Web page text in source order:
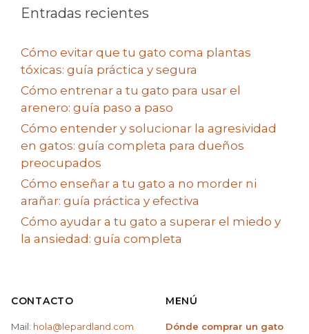
Entradas recientes
Cómo evitar que tu gato coma plantas
tóxicas: guía práctica y segura
Cómo entrenar a tu gato para usar el
arenero: guía paso a paso
Cómo entender y solucionar la agresividad
en gatos: guía completa para dueños
preocupados
Cómo enseñar a tu gato a no morder ni
arañar: guía práctica y efectiva
Cómo ayudar a tu gato a superar el miedo y
la ansiedad: guía completa
CONTACTO
Mail: hola@lepardland.com
MENÚ
Dónde comprar un gato